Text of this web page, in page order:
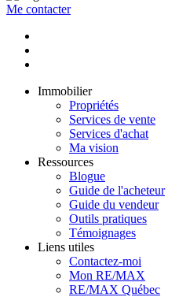
Me contacter
Immobilier
Propriétés
Services de vente
Services d'achat
Ma vision
Ressources
Blogue
Guide de l'acheteur
Guide du vendeur
Outils pratiques
Témoignages
Liens utiles
Contactez-moi
Mon RE/MAX
RE/MAX Québec